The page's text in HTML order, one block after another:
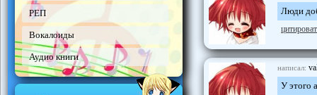
РЕП
Вокалоиды
Аудио книги
Люди
написал:
У этого